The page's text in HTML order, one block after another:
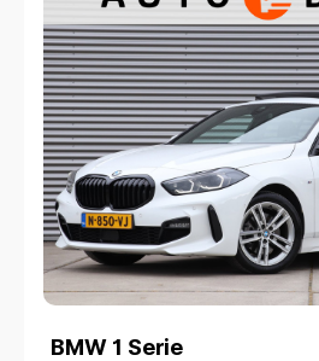
BMW 1 Serie